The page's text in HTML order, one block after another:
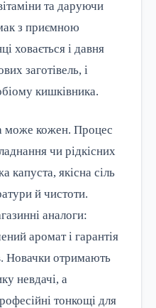
та даруючи
з приємною
ховається і давня
заготівель, і
кишківника.
може кожен. Процес
чи рідкісних
капуста, якісна сіль
й чистоти.
аналоги:
аромат і гарантія
Новачки отримають
невдачі, а
тонкощі для